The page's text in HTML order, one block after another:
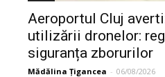
Aeroportul Cluj
utilizării dronelor:
siguranța zborurilor
Mădălina Țigancea - 06/08/2026